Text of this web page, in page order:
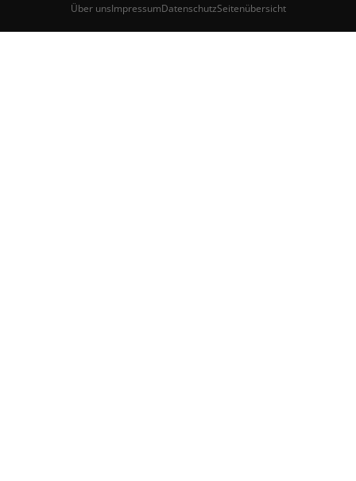
Über unsImpressumDatenschutzSeitenübersicht